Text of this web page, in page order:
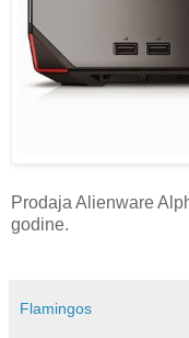
Prodaja Alienware
godine.
Flamingos